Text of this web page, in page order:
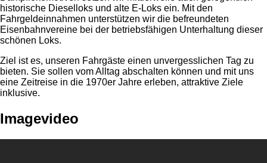
historische Dieselloks und alte E-Loks ein. Mit den
Fahrgeldeinnahmen unterstützen wir die befreundeten
Eisenbahnvereine bei der betriebsfähigen Unterhaltung dieser
schönen Loks.
Ziel ist es, unseren Fahrgäste einen unvergesslichen Tag zu
bieten. Sie sollen vom Alltag abschalten können und mit uns
eine Zeitreise in die 1970er Jahre erleben, attraktive Ziele
inklusive.
Imagevideo